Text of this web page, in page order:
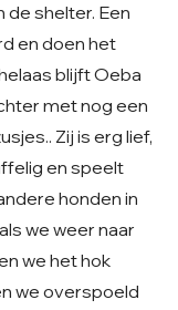
de shelter. Een
en doen het
blijft Oeba
met nog een
Zij is erg lief,
en speelt
honden in
we weer naar
we het hok
we overspoeld